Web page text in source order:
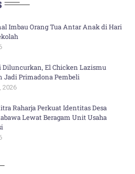
Imbau Orang Tua Antar Anak di Hari
Diluncurkan, El Chicken Lazismu
Jadi Primadona Pembeli
2026
Raharja Perkuat Identitas Desa
Lewat Beragam Unit Usaha